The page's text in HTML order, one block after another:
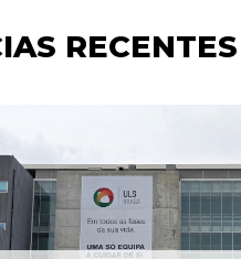
RECENTES
Hospitalização
Domiciliária da ULS
já acompanhou